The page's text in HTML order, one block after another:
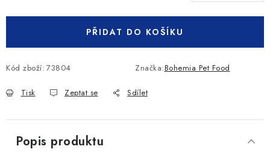
PŘIDAT DO KOŠÍKU
Kód zboží: 73804 Značka:Bohemia Pet Food
Tisk Zeptat se Sdílet
Popis produktu